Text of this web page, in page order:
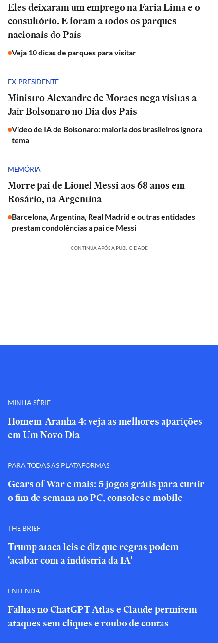
Eles deixaram um emprego na Faria Lima e o
consultório. E foram a todos os parques
nacionais do País
Veja 10 dicas de parques para visitar
EX-PRESIDENTE
Ministro Alexandre de Moraes nega visitas a
Jair Bolsonaro no Dia dos Pais
Vídeo de IA de Bolsonaro: maioria dos brasileiros ignora
tema
MEMÓRIA
Morre pai de Lionel Messi aos 68 anos em
Rosário, na Argentina
Barcelona, Argentina, Real Madrid e outras entidades
prestam condolências a pai de Messi
CONTINUA APÓS A PUBLICIDADE
MINHA SÉRIE
Homem-Aranha 4: veja as melhores aparições
em Um Novo Dia
PARA TODAS AS PLATAFORMAS
Gears of War e mais: 5 jogos grátis para curtir
o fim de semana no PC, consoles e mobile
THE BRIEF
Trump ataca leis e diz que regras podem
'acabar com a indústria da IA'
ENTENDA
Falhas no ChatGPT Atlas e Claude permitem
ataques sem cliques e roubo de contas